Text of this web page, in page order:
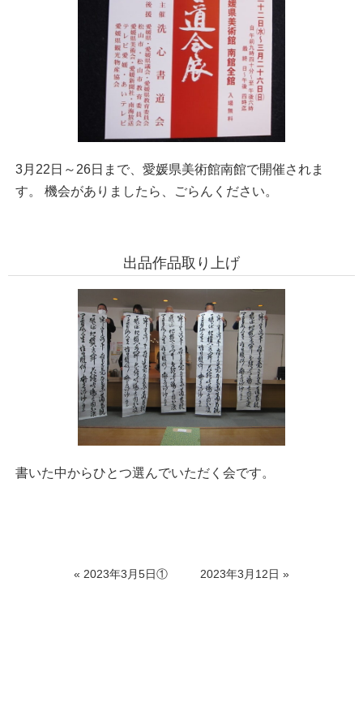
3月22日～26日まで、愛媛県美術館南館で開催されま
す。 機会がありましたら、ごらんください。
出品作品取り上げ
書いた中からひとつ選んでいただく会です。
« 2023年3月5日① 2023年3月12日 »